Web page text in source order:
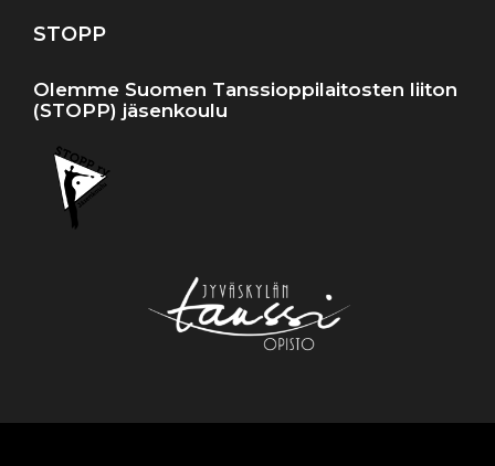
STOPP
Olemme Suomen Tanssioppilaitosten liiton
(STOPP) jäsenkoulu